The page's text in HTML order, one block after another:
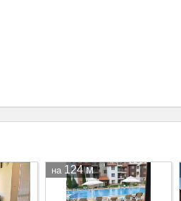
на 124 м